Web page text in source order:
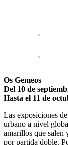
Os Gemeos
Del 10 de
Hasta el 11 de
Las exposiciones
urbano a nivel
amarillos que salen
por partida doble.